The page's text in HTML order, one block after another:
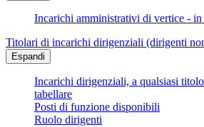
Incarichi amministrativi di vertice - in
Titolari di incarichi dirigenziali (dirigenti
Espandi
Incarichi dirigenziali, a qualsiasi
tabellare
Posti di funzione disponibili
Ruolo dirigenti